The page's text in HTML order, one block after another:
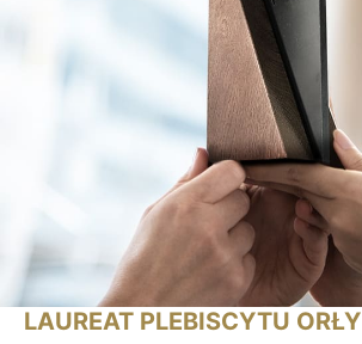
LAUREAT PLEBISCYTU ORŁY